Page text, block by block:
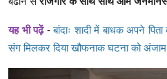
यह भी पढ़ें - बांदाः शादी में बाधक अपने
संग मिलकर दिया खौफनाक घटना कोअंजाम